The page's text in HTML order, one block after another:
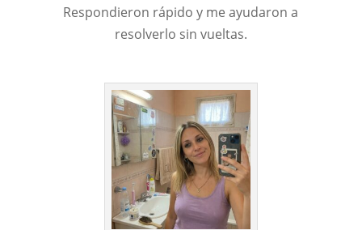
Respondieron rápido y me ayudaron a
resolverlo sin vueltas.